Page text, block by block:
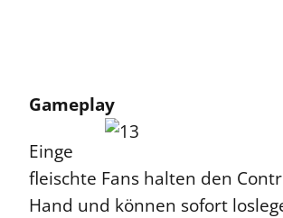
Gameplay
Einge
fleischte Fans halten den
Hand und können sofort